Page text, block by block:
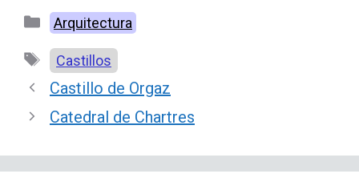
Categorías
Arquitectura
Etiquetas
Castillos
Castillo de Orgaz
Catedral de Chartres